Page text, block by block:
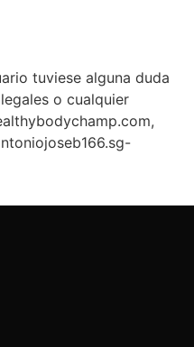
tuviese alguna duda
o cualquier